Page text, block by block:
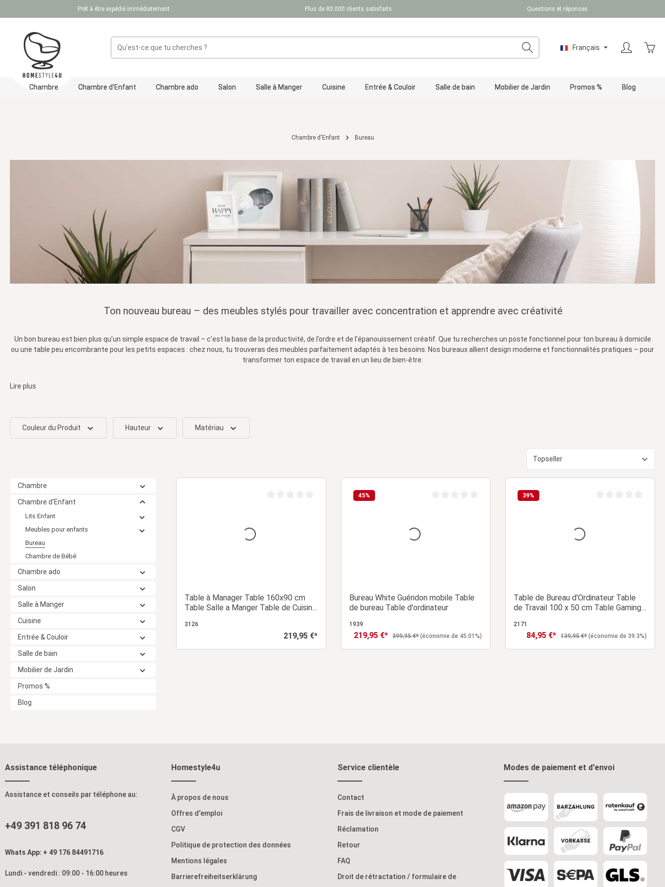
au contenu principal
Passer à la navigation principalePrêt à être expédié immédiatement Plus de 80.000 clients satisfaits Questions et réponses
Français
Chambre Chambre d'Enfant Chambre ado Salon Salle à Manger Cuisine Entrée & Couloir Salle de bain Mobilier de Jardin Promos % Blog
Chambre d'Enfant Bureau
Ton nouveau bureau – des meubles stylés pour travailler avec concentration et apprendre avec créativité
Un bon bureau est bien plus qu’un simple espace de travail – c’est la base de la productivité, de l’ordre et de l’épanouissement créatif. Que tu recherches un poste fonctionnel pour ton bureau à domicile
ou une table peu encombrante pour les petits espaces : chez nous, tu trouveras des meubles parfaitement adaptés à tes besoins. Nos bureaux allient design moderne et fonctionnalités pratiques – pour
transformer ton espace de travail en un lieu de bien-être.
Lire plus
Couleur du Produit Hauteur Matériau
Chambre
Chambre d'Enfant
Lits Enfant
Meubles pour enfants
Bureau
Chambre de Bébé
Chambre ado
Salon
Salle à Manger
Cuisine
Entrée & Couloir
Salle de bain
Mobilier de Jardin
Promos %
Blog
Table à Manager Table 160x90 cm
Table Salle a Manger Table de Cuisine
3126
Prix régulier :
219,95 €*
45%
Bureau White Guéridon mobile Table
de bureau Table d'ordinateur
1939
Prix de vente :
219,95 €* Prix régulier :
399,95 €* (économie de 45.01%)
39%
Table de Bureau d'Ordinateur Table
de Travail 100 x 50 cm Table Gaming
2171
Prix de vente :
84,95 €* Prix régulier :
139,95 €* (économie de 39.3%)
Assistance téléphonique
Assistance et conseils par téléphone au:
+49 391 818 96 74
Whats App: + 49 176 84491716
Lundi - vendredi : 09:00 - 16:00 heures
Homestyle4u
À propos de nous
Offres d'emploi
CGV
Politique de protection des données
Mentions légales
Barrierefreiheitserklärung
Service clientèle
Contact
Frais de livraison et mode de paiement
Réclamation
Retour
FAQ
Droit de rétractation / formulaire de
Modes de paiement et d'envoi